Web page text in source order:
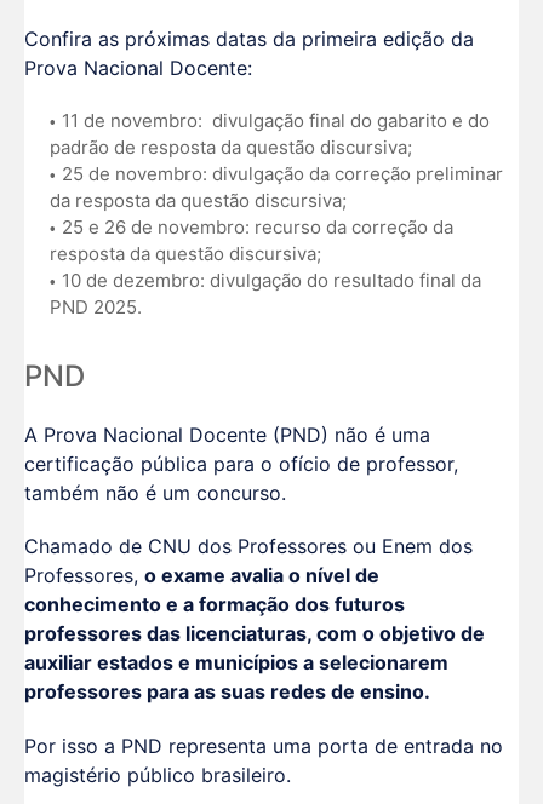
Confira as próximas datas da primeira edição da
Prova Nacional Docente:
11 de novembro: divulgação final do gabarito e do
padrão de resposta da questão discursiva;
25 de novembro: divulgação da correção preliminar
da resposta da questão discursiva;
25 e 26 de novembro: recurso da correção da
resposta da questão discursiva;
10 de dezembro: divulgação do resultado final da
PND 2025.
PND
A Prova Nacional Docente (PND) não é uma
certificação pública para o ofício de professor,
também não é um concurso.
Chamado de CNU dos Professores ou Enem dos
Professores, o exame avalia o nível de
conhecimento e a formação dos futuros
professores das licenciaturas, com o objetivo de
auxiliar estados e municípios a selecionarem
professores para as suas redes de ensino.
Por isso a PND representa uma porta de entrada no
magistério público brasileiro.